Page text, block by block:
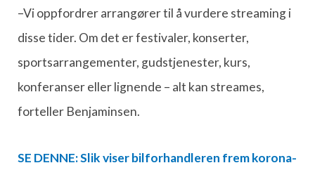
–Vi oppfordrer arrangører til å vurdere streaming i
disse tider. Om det er festivaler, konserter,
sportsarrangementer, gudstjenester, kurs,
konferanser eller lignende – alt kan streames,
forteller Benjaminsen.
SE DENNE: Slik viser bilforhandleren frem korona-